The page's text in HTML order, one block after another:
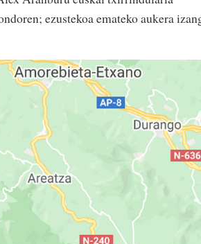
ezustekoa emateko aukera